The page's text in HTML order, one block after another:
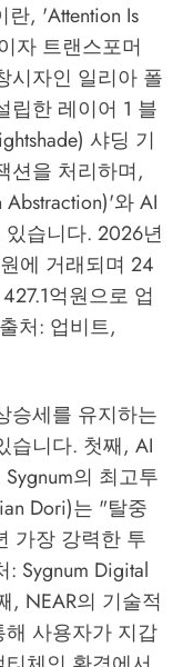
란, 'Attention Is
자 트랜스포머
시자인 일리아 폴
립한 레이어 1 블
샤딩 기
션을 처리하며,
와 AI
습니다. 2026년
에 거래되며 24
억원으로 업
처: 업비트,
승세를 유지하는
습니다. 첫째, AI
의 최고투
Dori)는 "탈중
가장 강력한 투
Sygnum Digital
, NEAR의 기술적
사용자가 지갑